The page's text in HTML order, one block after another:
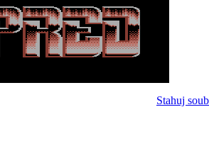
Stahuj